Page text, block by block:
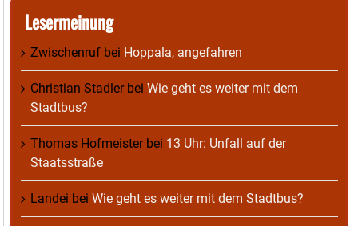
Lesermeinung
Zwischenruf bei Hoppala, angefahren
Christian Stadlerbei Wie geht es weiter mit dem
Stadtbus?
Thomas Hofmeisterbei 13 Uhr: Unfall auf der
Staatsstraße
Landei bei Wie geht es weiter mit dem Stadtbus?